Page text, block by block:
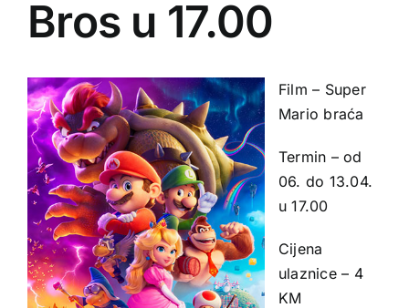
Bros u 17.00
Film – Super
Mario braća
Termin – od
06. do 13.04.
u 17.00
Cijena
ulaznice – 4
KM